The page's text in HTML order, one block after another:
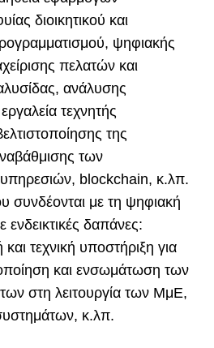
διοικητικού και
ψηφιακής
πελατών και
ανάλυσης
τεχνητής
της
των
blockchain, κ.λπ.
συνδέονται με τη ψηφιακή
ενδεικτικές δαπάνες:
τεχνική υποστήριξη για
και ενσωμάτωση των
στη λειτουργία των ΜμΕ,
κ.λπ.